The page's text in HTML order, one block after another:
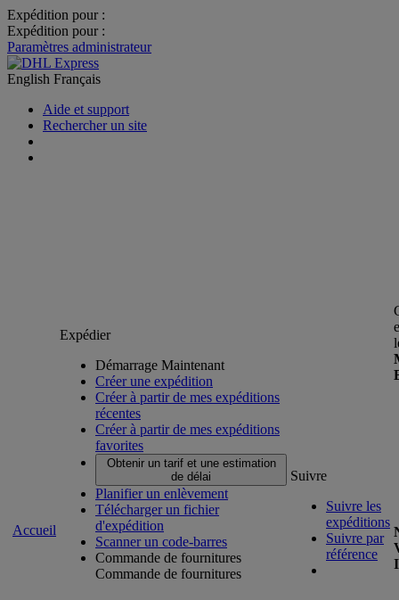
Expédition pour :
Expédition pour :
Paramètres administrateur
English Français
Aide et support
Rechercher un site
Accueil
Expédier
Démarrage Maintenant
Créer une expédition
Créer à partir de mes expéditions
récentes
Créer à partir de mes expéditions
favorites
Obtenir un tarif et une estimation
de délai
Planifier un enlèvement
Télécharger un fichier
d'expédition
Scanner un code-barres
Commande de fournitures
Commande de fournitures
Suivre
Suivre les
expéditions
Suivre par
référence